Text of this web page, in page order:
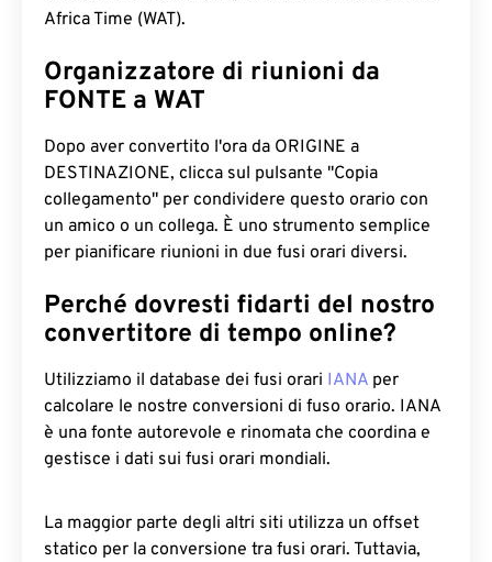
Africa Time (WAT).
Organizzatore di riunioni da
FONTE a WAT
Dopo aver convertito l'ora da ORIGINE a
DESTINAZIONE, clicca sul pulsante "Copia
collegamento" per condividere questo orario con
un amico o un collega. È uno strumento semplice
per pianificare riunioni in due fusi orari diversi.
Perché dovresti fidarti del nostro
convertitore di tempo online?
Utilizziamo il database dei fusi orari IANA per
calcolare le nostre conversioni di fuso orario. IANA
è una fonte autorevole e rinomata che coordina e
gestisce i dati sui fusi orari mondiali.
La maggior parte degli altri siti utilizza un offset
statico per la conversione tra fusi orari. Tuttavia,